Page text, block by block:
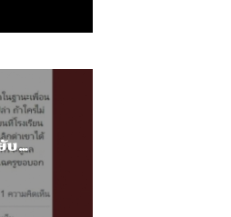
ครูขืนใจนักเรียนเหตุจากโรคขาดความยับยั้งชั่งใจ